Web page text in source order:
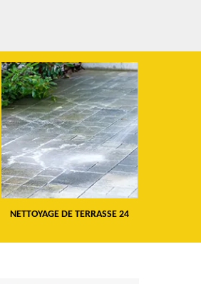
NETTOYAGE DE TERRASSE 24